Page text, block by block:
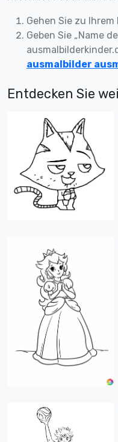
Gehen Sie zu Ihrem
Geben Sie „Name
ausmalbilder
Entdecken Sie